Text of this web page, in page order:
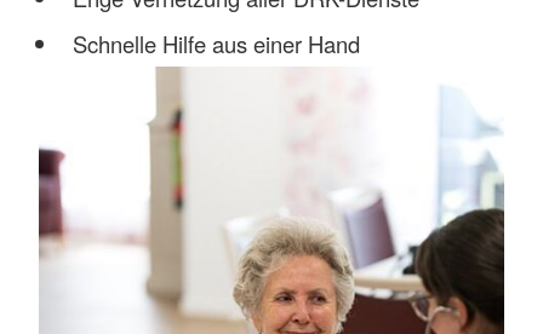
Schnelle Hilfe aus einer Hand